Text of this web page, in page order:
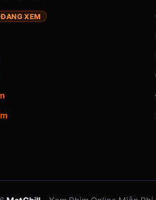
ĐANG XEM